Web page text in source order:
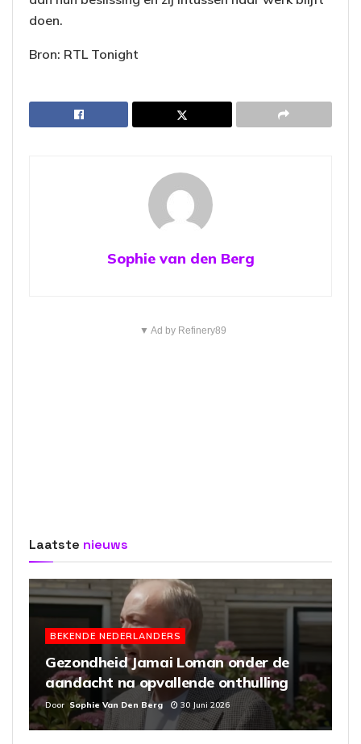
doen.
Bron: RTL Tonight
Sophie van den Berg
▼ Ad by Refinery89
Laatste nieuws
BEKENDE NEDERLANDERS
Gezondheid Jamai Loman onder de
aandacht na opvallende onthulling
Door Sophie Van Den Berg 30 Juni 2026